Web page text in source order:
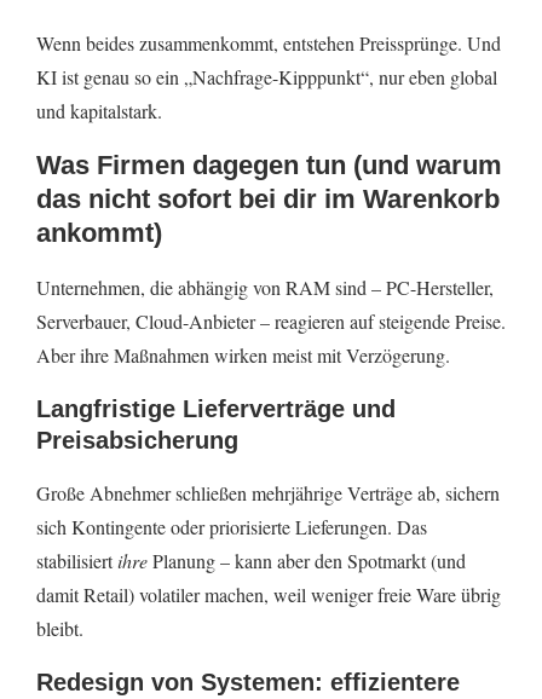
Wenn beides zusammenkommt, entstehen Preissprünge. Und
KI ist genau so ein „Nachfrage-Kipppunkt“, nur eben global
und kapitalstark.
Was Firmen dagegen tun (und warum
das nicht sofort bei dir im Warenkorb
ankommt)
Unternehmen, die abhängig von RAM sind – PC-Hersteller,
Serverbauer, Cloud-Anbieter – reagieren auf steigende Preise.
Aber ihre Maßnahmen wirken meist mit Verzögerung.
Langfristige Lieferverträge und
Preisabsicherung
Große Abnehmer schließen mehrjährige Verträge ab, sichern
sich Kontingente oder priorisierte Lieferungen. Das
stabilisiertihrePlanung – kann aber den Spotmarkt (und
damit Retail) volatiler machen, weil weniger freie Ware übrig
bleibt.
Redesign von Systemen: effizientere